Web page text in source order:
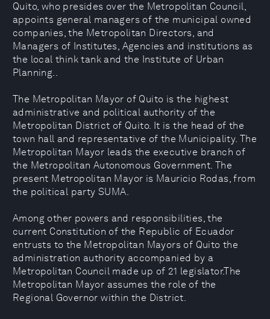
Quito, who presides over the Metropolitan Council,
appoints general managers of the municipal owned
companies, the Metropolitan Directors, and
Managers of Institutes, Agencies and institutions as
the local think tank and the Institute of Urban
Planning..
The Metropolitan Mayor of Quito is the highest
administrative and political authority of the
Metropolitan District of Quito. It is the head of the
town hall and representative of the Municipality. The
Metropolitan Mayor leads the executive branch of
the Metropolitan Autonomous Government. The
present Metropolitan Mayor is Mauricio Rodas, from
the political party SUMA.
Among other powers and responsibilities, the
current Constitution of the Republic of Ecuador
entrusts to the Metropolitan Mayors of Quito the
administration authority accompanied by a
Metropolitan Council made up of 21 legislator.The
Metropolitan Mayor assumes the role of the
Regional Governor within the District.